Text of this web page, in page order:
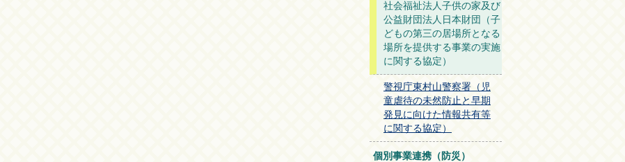
社会福祉法人子供の家及び
公益財団法人日本財団（子
どもの第三の居場所となる
場所を提供する事業の実施
に関する協定）
警視庁東村山警察署（児
童虐待の未然防止と早期
発見に向けた情報共有等
に関する協定）
個別事業連携（防災）